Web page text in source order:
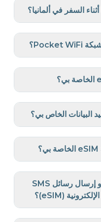
السفر في ألمانيا؟
البيانات الخاص بي؟
هل يمكنني إجراء مكالمات أو إرسال رسائل SMS